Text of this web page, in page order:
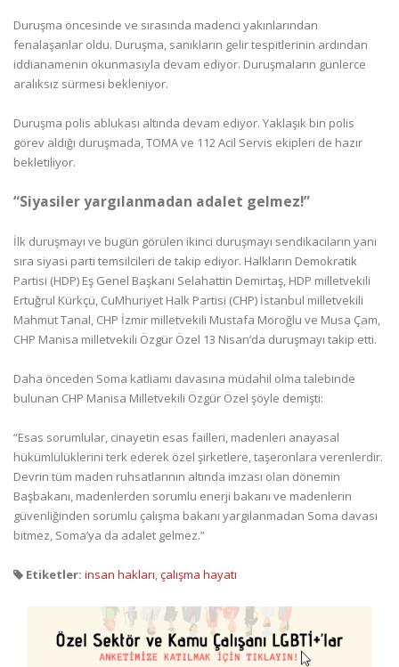
Duruşma öncesinde ve sırasında madenci yakınlarından
fenalaşanlar oldu. Duruşma, sanıkların gelir tespitlerinin ardından
iddianamenin okunmasıyla devam ediyor. Duruşmaların günlerce
aralıksız sürmesi bekleniyor.
Duruşma polis ablukası altında devam ediyor. Yaklaşık bin polis
görev aldığı duruşmada, TOMA ve 112 Acil Servis ekipleri de hazır
bekletiliyor.
“Siyasiler yargılanmadan adalet gelmez!”
İlk duruşmayı ve bugün görülen ikinci duruşmayı sendikacıların yanı
sıra siyasi parti temsilcileri de takip ediyor. Halkların Demokratik
Partisi (HDP) Eş Genel Başkanı Selahattin Demirtaş, HDP milletvekili
Ertuğrul Kürkçü, CuMhuriyet Halk Partisi (CHP) İstanbul milletvekili
Mahmut Tanal, CHP İzmir milletvekili Mustafa Moroğlu ve Musa Çam,
CHP Manisa milletvekili Özgür Özel 13 Nisan’da duruşmayı takip etti.
Daha önceden Soma katliamı davasına müdahil olma talebinde
bulunan CHP Manisa Milletvekili Özgür Özel şöyle demişti:
“Esas sorumlular, cinayetin esas failleri, madenleri anayasal
hükümlülüklerini terk ederek özel şirketlere, taşeronlara verenlerdir.
Devrin tüm maden ruhsatlarının altında imzası olan dönemin
Başbakanı, madenlerden sorumlu enerji bakanı ve madenlerin
güvenliğinden sorumlu çalışma bakanı yargılanmadan Soma davası
bitmez, Soma’ya da adalet gelmez.”
Etiketler: insan hakları,çalışma hayatı